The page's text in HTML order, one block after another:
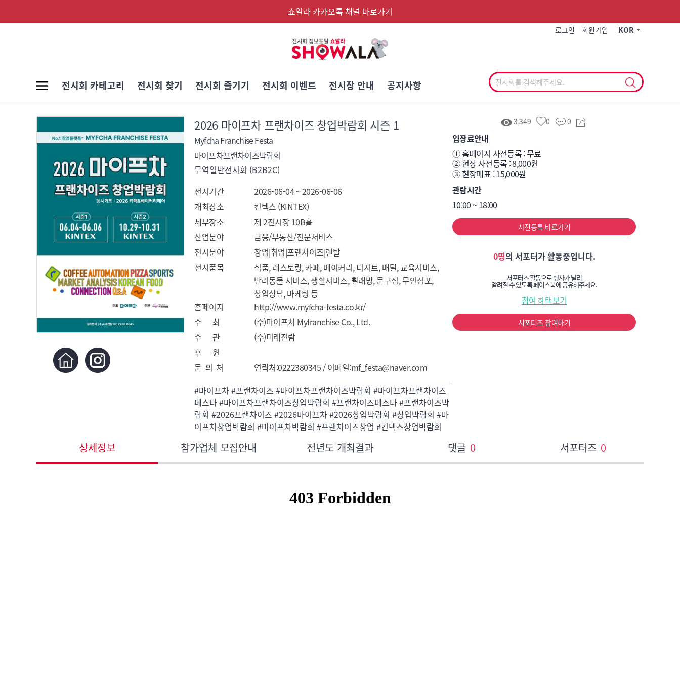
쇼알라 카카오톡 채널 바로가기
로그인 회원가입 KOR
전시회 카테고리 전시회 찾기 전시회 즐기기 전시회 이벤트 전시장 안내 공지사항
2026 마이프차 프랜차이즈 창업박람회 시즌 1
Myfcha Franchise Festa
마이프차프랜차이즈박람회
무역일반전시회 (B2B2C)
전시기간
2026-06-04 ~ 2026-06-06
개최장소
킨텍스 (KINTEX)
세부장소
제 2전시장 10B홀
산업분야
금융/부동산/전문서비스
전시분야
창업|취업|프랜차이즈|렌탈
전시품목
식품, 레스토랑, 카페, 베이커리, 디저트, 배달, 교육서비스,
반려동물 서비스, 생활서비스, 빨래방, 문구점, 무인점포,
창업상담, 마케팅 등
홈페이지
http://www.myfcha-festa.co.kr/
주 최
(주)마이프차 Myfranchise Co., Ltd.
주 관
(주)미래전람
후 원
문 의 처
연락처:0222380345 / 이메일:mf_festa@naver.com
#마이프차 #프랜차이즈 #마이프차프랜차이즈박람회 #마이프차프랜차이즈
페스타 #마이프차프랜차이즈창업박람회 #프랜차이즈페스타 #프랜차이즈박
람회 #2026프랜차이즈 #2026마이프차 #2026창업박람회 #창업박람회 #마
이프차창업박람회 #마이프차박람회 #프랜차이즈창업 #킨텍스창업박람회
3,349 0 0
입장료안내
① 홈페이지 사전등록 : 무료
② 현장 사전등록 : 8,000원
③ 현장매표 : 15,000원
관람시간
10:00 ~ 18:00
사전등록 바로가기
0명의 서포터가 활동중입니다.
서포터즈 활동으로 행사가 널리
알려질 수 있도록 페이스북에 공유해주세요.
참여 혜택보기
서포터즈 참여하기
상세정보 참가업체 모집안내 전년도 개최결과 댓글 0 서포터즈 0